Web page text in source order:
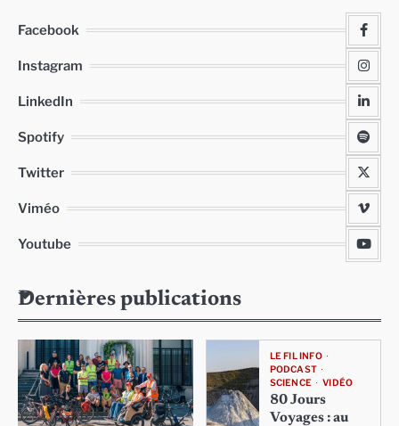
Facebook
Instagram
LinkedIn
Spotify
Twitter
Viméo
Youtube
Dernières publications
LE FIL INFO
PODCAST
SCIENCE
VIDÉO
80 Jours
Voyages : au